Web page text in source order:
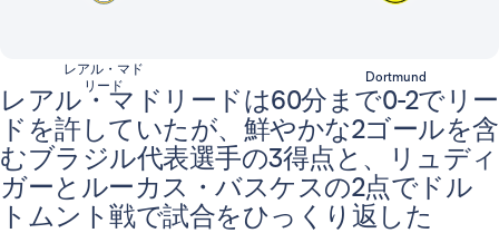
レアル・マド
リード
Dortmund
レアル・マドリードは60分まで0-2でリー
ドを許していたが、鮮やかな2ゴールを含
むブラジル代表選手の3得点と、リュディ
ガーとルーカス・バスケスの2点でドル
トムント戦で試合をひっくり返した